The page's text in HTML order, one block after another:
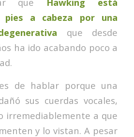
pies a cabeza por una
que desde
ha ido acabando poco a
de hablar porque una
sus cuerdas vocales,
irremediablemente a que
y lo vistan. A pesar